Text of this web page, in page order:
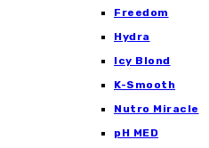
Freedom
Hydra
Icy Blond
K-Smooth
Nutro Miracle
pH MED